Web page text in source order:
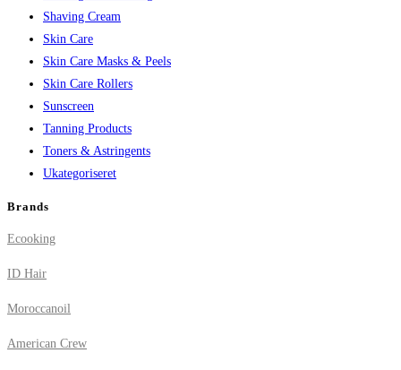
Shaving Cream
Skin Care
Skin Care Masks & Peels
Skin Care Rollers
Sunscreen
Tanning Products
Toners & Astringents
Ukategoriseret
Brands
Ecooking
ID Hair
Moroccanoil
American Crew